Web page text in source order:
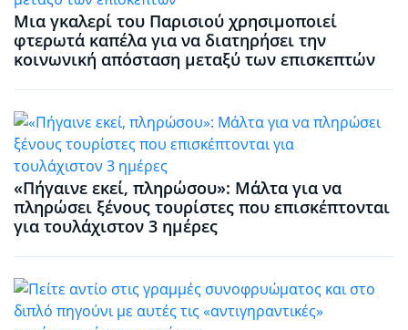
Μια γκαλερί του Παρισιού χρησιμοποιεί
φτερωτά καπέλα για να διατηρήσει την
κοινωνική απόσταση μεταξύ των επισκεπτών
«Πήγαινε εκεί, πληρώσου»: Μάλτα για να
πληρώσει ξένους τουρίστες που επισκέπτονται
για τουλάχιστον 3 ημέρες